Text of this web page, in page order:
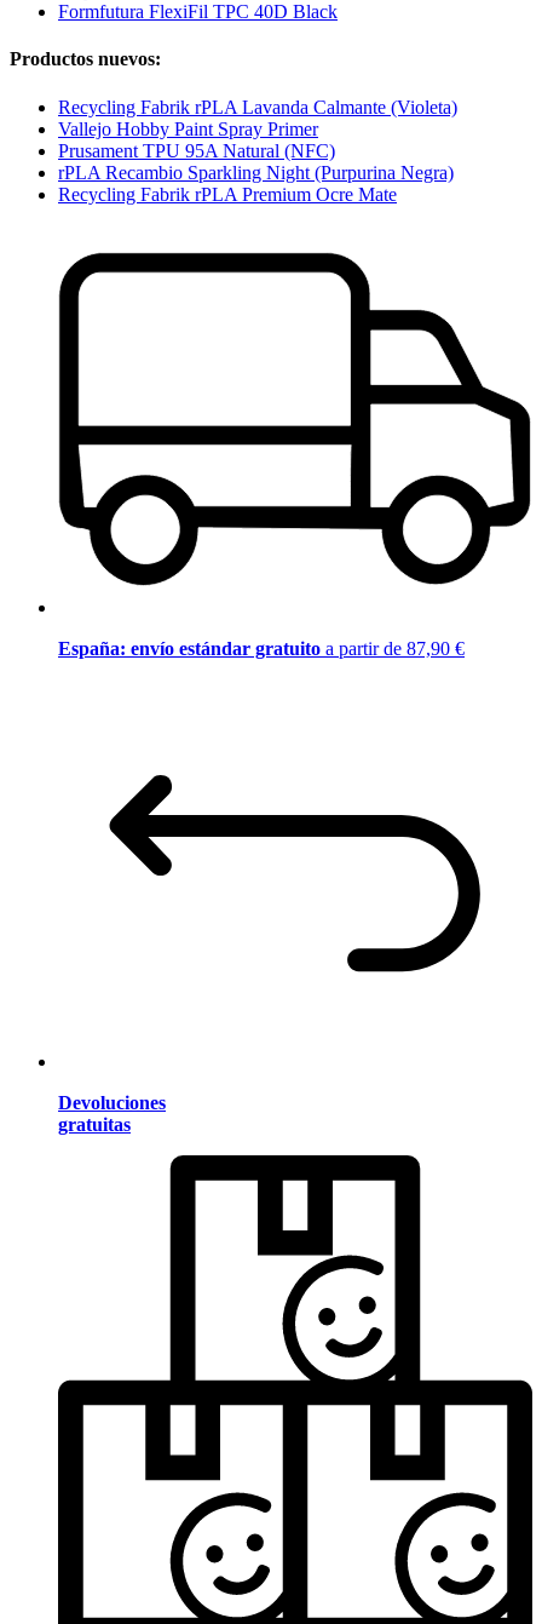
Formfutura FlexiFil TPC 40D Black
Productos nuevos:
Recycling Fabrik rPLA Lavanda Calmante (Violeta)
Vallejo Hobby Paint Spray Primer
Prusament TPU 95A Natural (NFC)
rPLA Recambio Sparkling Night (Purpurina Negra)
Recycling Fabrik rPLA Premium Ocre Mate
España: envío estándar gratuito a partir de 87,90 €
Devoluciones
gratuitas